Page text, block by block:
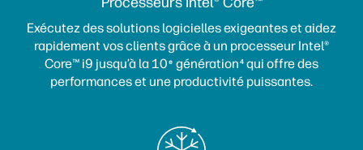
Exécutez des solutions logicielles exigeantes et aidez
rapidement vos clients grâce à un processeur Intel®
Core™ i9 jusqu’à la 10 e génération 4 qui offre des
performances et une productivité puissantes.